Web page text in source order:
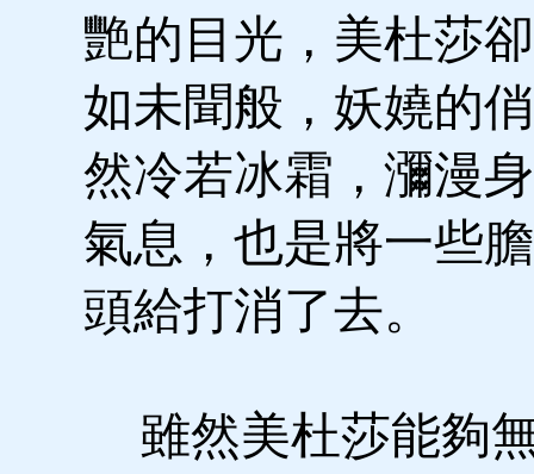
艷的目光，美杜莎
如未聞般，妖嬈的
然冷若冰霜，瀰漫
氣息，也是將一些
頭給打消了去。
雖然美杜莎能夠